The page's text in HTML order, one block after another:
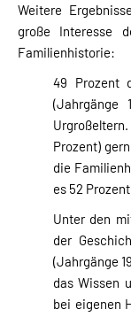
Weitere
große Interesse
Familienhistorie:
49 Prozent
(Jahrgänge
Prozent)
die
es 52
Unter den
der
(Jahrgänge
das Wissen
bei eigenen